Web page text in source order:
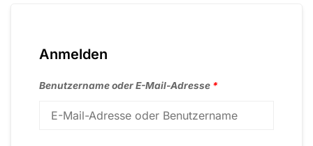
Anmelden
Benutzername oder E-Mail-Adresse *